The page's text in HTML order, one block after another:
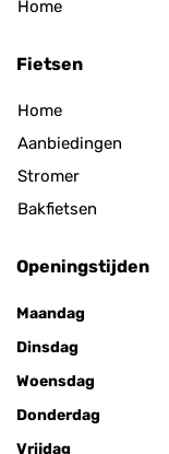
Home
Fietsen
Home
Aanbiedingen
Stromer
Bakfietsen
Openingstijden
Maandag
Dinsdag
Woensdag
Donderdag
Vrijdag